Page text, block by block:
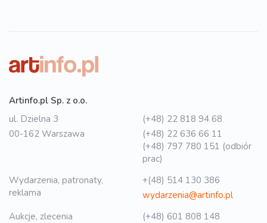
Artinfo.pl Sp. z o.o.
ul. Dzielna 3
00-162 Warszawa
(+48) 22 818 94 68
(+48) 22 636 66 11
(+48) 797 780 151 (odbiór
prac)
Wydarzenia, patronaty,
reklama
+(48) 514 130 386
wydarzenia@artinfo.pl
Aukcje, zlecenia
(+48) 601 808 148